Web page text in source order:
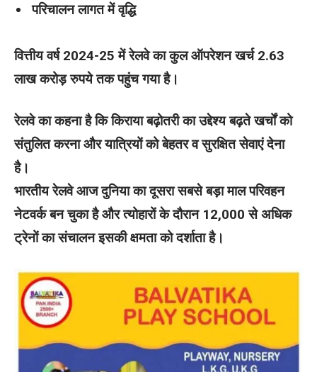
परिचालन लागत में वृद्धि
वित्तीय वर्ष 2024-25 में रेलवे का कुल ऑपरेशन खर्च 2.63
लाख करोड़ रुपये तक पहुंच गया है।
रेलवे का कहना है कि किराया बढ़ोतरी का उद्देश्य बढ़ते खर्चों को
संतुलित करना और यात्रियों को बेहतर व सुरक्षित सेवाएं देना
है।
भारतीय रेलवे आज दुनिया का दूसरा सबसे बड़ा माल परिवहन
नेटवर्क बन चुका है और त्योहारों के दौरान 12,000 से अधिक
ट्रेनों का संचालन इसकी क्षमता को दर्शाता है।